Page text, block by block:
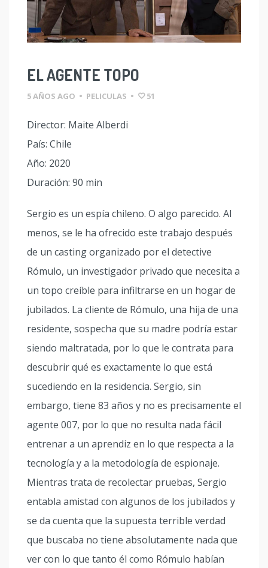
EL AGENTE TOPO
5 AÑOS AGO • PELICULAS • 51
Director: Maite Alberdi
País: Chile
Año: 2020
Duración: 90 min
Sergio es un espía chileno. O algo parecido. Al
menos, se le ha ofrecido este trabajo después
de un casting organizado por el detective
Rómulo, un investigador privado que necesita a
un topo creíble para infiltrarse en un hogar de
jubilados. La cliente de Rómulo, una hija de una
residente, sospecha que su madre podría estar
siendo maltratada, por lo que le contrata para
descubrir qué es exactamente lo que está
sucediendo en la residencia. Sergio, sin
embargo, tiene 83 años y no es precisamente el
agente 007, por lo que no resulta nada fácil
entrenar a un aprendiz en lo que respecta a la
tecnología y a la metodología de espionaje.
Mientras trata de recolectar pruebas, Sergio
entabla amistad con algunos de los jubilados y
se da cuenta que la supuesta terrible verdad
que buscaba no tiene absolutamente nada que
ver con lo que tanto él como Rómulo habían